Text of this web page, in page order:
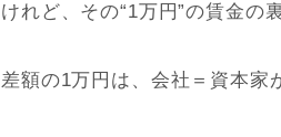
けれど、その“1万円”の賃金の
差額の1万円は、会社＝資本家